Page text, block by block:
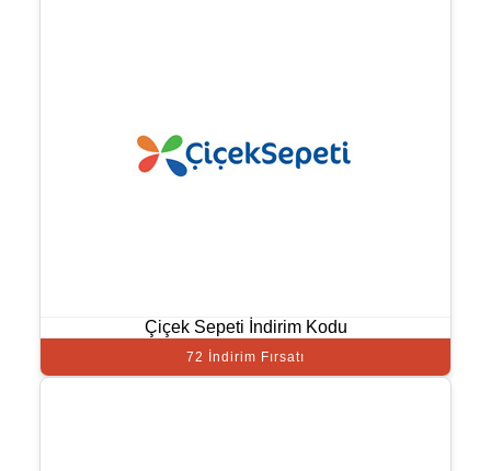
Çiçek Sepeti İndirim Kodu
72 İndirim Fırsatı